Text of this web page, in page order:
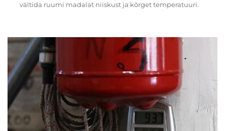
vältida ruumi madalat niiskust ja kõrget temperatuuri.